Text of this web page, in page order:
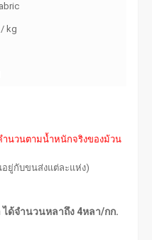
kg
ำนวนตามน้ำหนักจริงของม้วน
อยู่กับขนส่งแต่ละแห่ง)
ได้จำนวนหลาถึง 4หลา/กก.